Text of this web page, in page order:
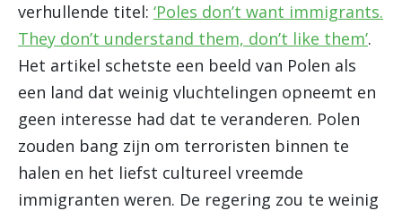
verhullende titel: ‘Poles don’t want immigrants.
They don’t understand them, don’t like them’.
Het artikel schetste een beeld van Polen als
een land dat weinig vluchtelingen opneemt en
geen interesse had dat te veranderen. Polen
zouden bang zijn om terroristen binnen te
halen en het liefst cultureel vreemde
immigranten weren. De regering zou te weinig